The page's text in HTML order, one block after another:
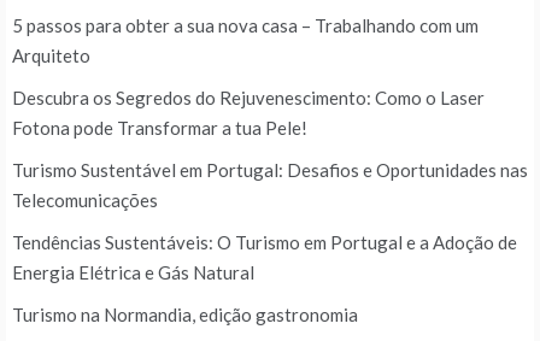
5 passos para obter a sua nova casa – Trabalhando com um
Arquiteto
Descubra os Segredos do Rejuvenescimento: Como o Laser
Fotona pode Transformar a tua Pele!
Turismo Sustentável em Portugal: Desafios e Oportunidades nas
Telecomunicações
Tendências Sustentáveis: O Turismo em Portugal e a Adoção de
Energia Elétrica e Gás Natural
Turismo na Normandia, edição gastronomia